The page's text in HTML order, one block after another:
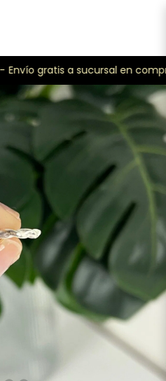
Envío gratis a sucursal en